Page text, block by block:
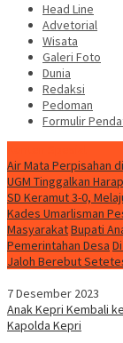
Head Line
Advetorial
Wisata
Galeri Foto
Dunia
Redaksi
Pedoman
Formulir
Air Mata Perpisahan
UGM Tinggalkan
SD Keramut 3-0,
Kades Umarlisman
MasyarakatBupati
Pemerintahan Desa
Jaloh Berebut
7 Desember 2023
Anak Kepri Kembali
Kapolda Kepri